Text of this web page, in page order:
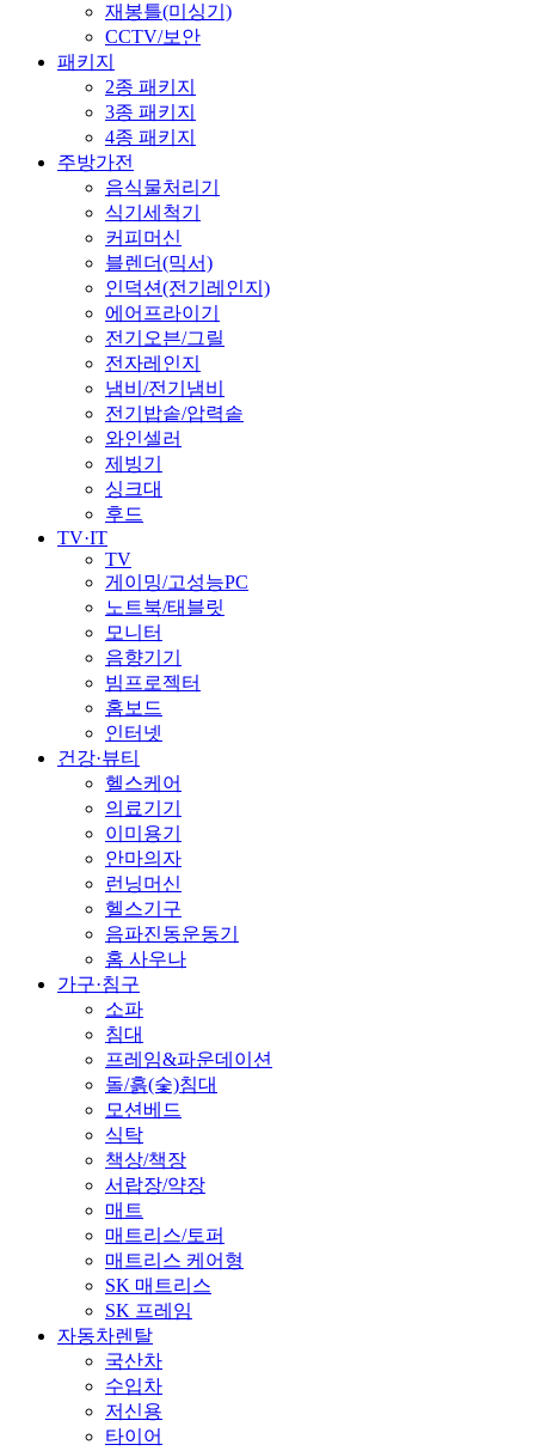
재봉틀(미싱기)
CCTV/보안
패키지
2종 패키지
3종 패키지
4종 패키지
주방가전
음식물처리기
식기세척기
커피머신
블렌더(믹서)
인덕션(전기레인지)
에어프라이기
전기오븐/그릴
전자레인지
냄비/전기냄비
전기밥솥/압력솥
와인셀러
제빙기
싱크대
후드
TV·IT
TV
게이밍/고성능PC
노트북/태블릿
모니터
음향기기
빔프로젝터
홈보드
인터넷
건강·뷰티
헬스케어
의료기기
이미용기
안마의자
런닝머신
헬스기구
음파진동운동기
홈 사우나
가구·침구
소파
침대
프레임&파운데이션
돌/흙(숯)침대
모션베드
식탁
책상/책장
서랍장/약장
매트
매트리스/토퍼
매트리스 케어형
SK 매트리스
SK 프레임
자동차렌탈
국산차
수입차
저신용
타이어